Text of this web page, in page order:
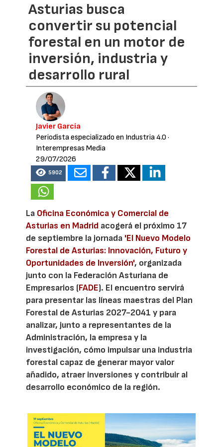
Asturias busca
convertir su potencial
forestal en un motor de
inversión, industria y
desarrollo rural
Javier García
Periodista especializado en Industria 4.0 ·
Interempresas Media
29/07/2026
5902
La Oficina Económica y Comercial de
Asturias en Madrid acogerá el próximo 17
de septiembre la jornada 'El Nuevo Modelo
Forestal de Asturias: Innovación, Futuro y
Oportunidades de Inversión', organizada
junto con la Federación Asturiana de
Empresarios (FADE). El encuentro servirá
para presentar las líneas maestras del Plan
Forestal de Asturias 2027-2041 y para
analizar, junto a representantes de la
Administración, la empresa y la
investigación, cómo impulsar una industria
forestal capaz de generar mayor valor
añadido, atraer inversiones y contribuir al
desarrollo económico de la región.